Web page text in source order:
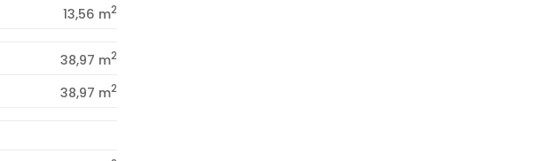
13,56 m2
38,97 m2
38,97 m2